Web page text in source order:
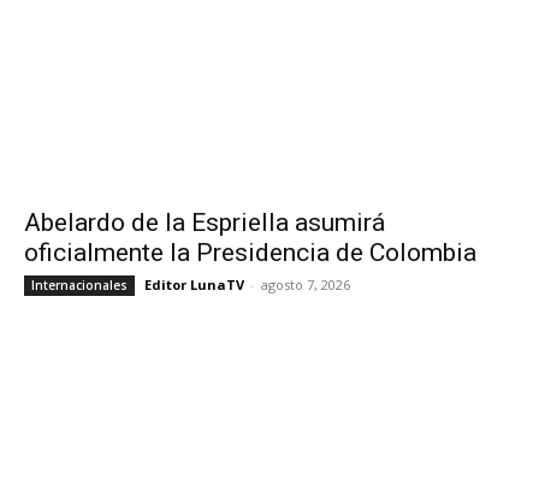
Abelardo de la Espriella asumirá
oficialmente la Presidencia de Colombia
Internacionales Editor LunaTV - agosto 7, 2026